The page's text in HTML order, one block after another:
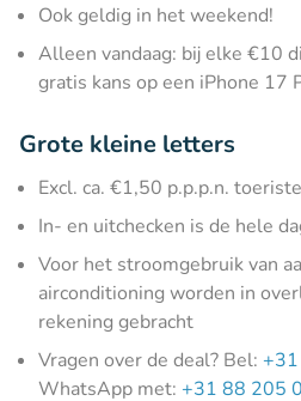
Ook geldig in het weekend!
Alleen vandaag: bij elke €10
gratis kans op een iPhone 17
Grote kleine letters
Excl. ca. €1,50 p.p.p.n.
In- en uitchecken is de hele
Voor het stroomgebruik van
airconditioning worden in
rekening gebracht
Vragen over de deal? Bel:
WhatsApp met: +31 88 205